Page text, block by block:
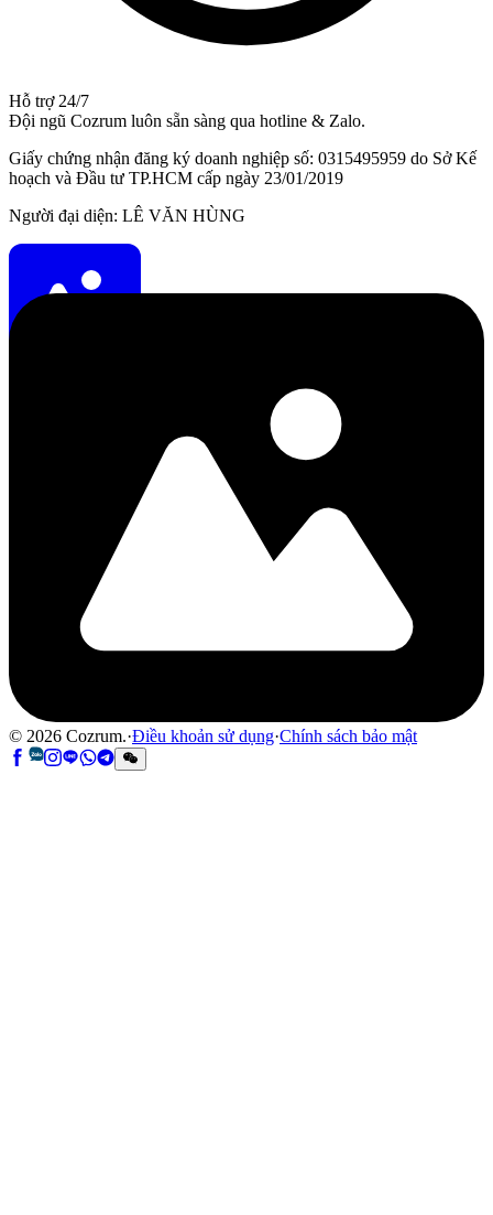
Hỗ trợ 24/7
Đội ngũ Cozrum luôn sẵn sàng qua hotline & Zalo.
Giấy chứng nhận đăng ký doanh nghiệp số: 0315495959 do Sở Kế
hoạch và Đầu tư TP.HCM cấp ngày 23/01/2019
Người đại diện: LÊ VĂN HÙNG
© 2026 Cozrum.·Điều khoản sử dụng·Chính sách bảo mật